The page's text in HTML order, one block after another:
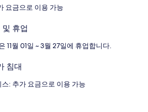
요금으로 이용 가능
휴업
11월 01일 ~ 3월 27일에 휴업합니다.
침대
스: 추가 요금으로 이용 가능